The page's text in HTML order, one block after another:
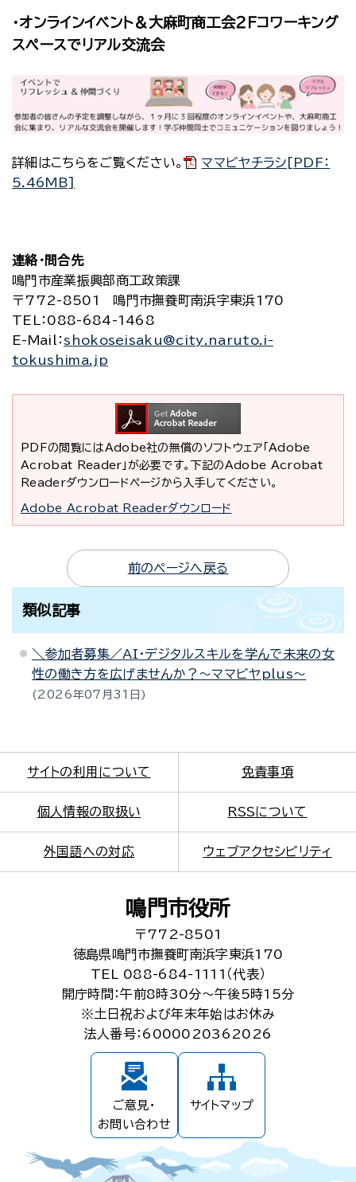
・オンラインイベント＆大麻町商工会２Ｆコワーキング
スペースでリアル交流会
詳細はこちらをご覧ください。
ママビヤチラシ[PDF：
5.46MB]
連絡・問合先
鳴門市産業振興部商工政策課
〒772-8501 鳴門市撫養町南浜字東浜170
TEL：088-684-1468
E-Mail ：shokoseisaku@city.naruto.i-
tokushima.jp
PDFの閲覧にはAdobe社の無償のソフトウェア「Adobe
Acrobat Reader」が必要です。下記のAdobe Acrobat
Readerダウンロードページから入手してください。
Adobe Acrobat Readerダウンロード
前のページへ戻る
類似記事
＼参加者募集／AI・デジタルスキルを学んで未来の女
性の働き方を広げませんか？～ママビヤplus～
2026年07月31日
サイトの利用について 免責事項
個人情報の取扱い RSSについて
外国語への対応 ウェブアクセシビリティ
鳴門市役所
〒772-8501
徳島県鳴門市撫養町南浜字東浜170
TEL 088-684-1111（代表）
開庁時間：午前8時30分～午後5時15分
※土日祝および年末年始はお休み
法人番号：6000020362026
ご意見・
お問い合わせ
サイトマップ